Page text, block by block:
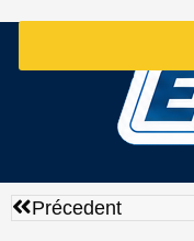
Précédent
Précedent